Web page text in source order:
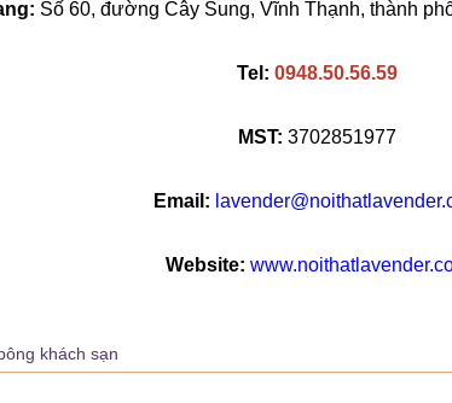
Số 60, đường Cây Sung, Vĩnh Thạnh, thành
Tel: 0948.50.56.59
MST: 3702851977
Email:
Website:
khách sạn